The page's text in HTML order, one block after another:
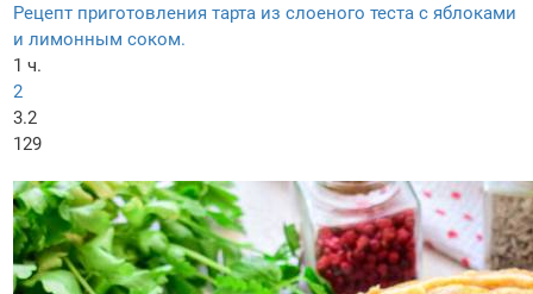
Рецепт приготовления тарта из слоеного теста с яблоками
и лимонным соком.
1 ч.
2
3.2
129